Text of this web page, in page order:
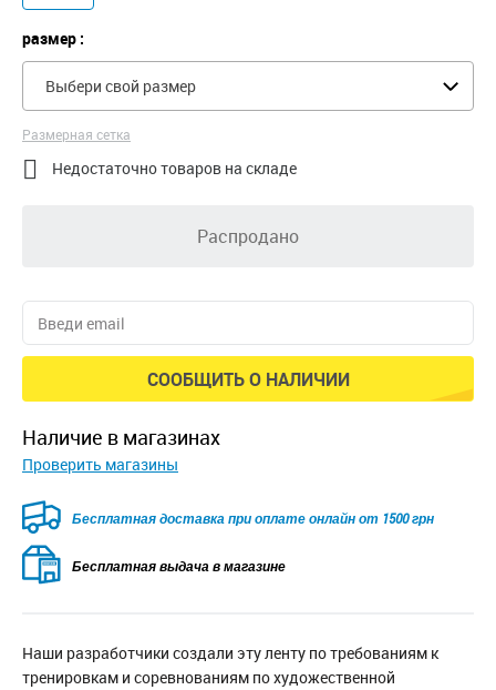
размер :
Выбери свой размер
Размерная сетка
 Недостаточно товаров на складе
Распродано
СООБЩИТЬ О НАЛИЧИИ
наличие в магазинах
Проверить магазины
Бесплатная доставка при оплате онлайн от 1500 грн
Бесплатная выдача в магазине
Наши разработчики создали эту ленту по требованиям к
тренировкам и соревнованиям по художественной